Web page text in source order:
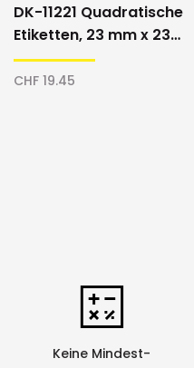
DK-11221 Quadratische
Etiketten, 23 mm x 23
mm, weiss/schwarz
CHF 19.45
Keine Mindest-